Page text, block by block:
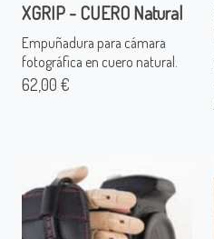
XGRIP - CUERO Natural
Empuñadura para cámara
fotográfica en cuero natural.
62,00 €